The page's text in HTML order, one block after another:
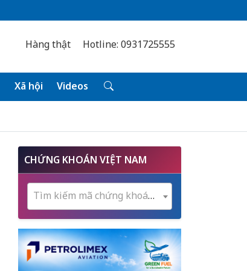
Hàng thật Hotline: 0931725555
Xã hội Videos
CHỨNG KHOÁN VIỆT NAM
Tìm kiếm mã chứng khoán...